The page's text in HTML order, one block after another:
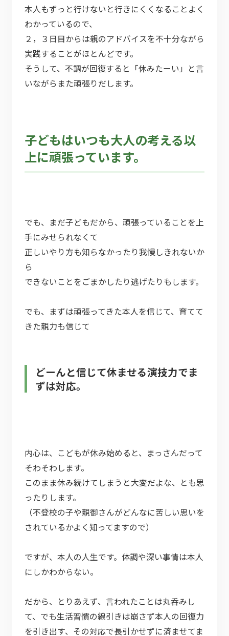
本人もずっと行けないと行きにくくなることよく
わかっているので、
２，３日目からは親のアドバイスを不十分ながら
実践することがほとんどです。
そうして、不調が回復すると「休みたーい」と言
いながらまた頑張りだします。
子どもはいつも大人の考える以
上に頑張っています。
でも、まだ子どもだから、頑張っていることを上
手にみせられなくて
正しいやり方も知らなかったり我慢しきれないか
ら
できないことをごまかしたり逃げたりもします。
でも、まずは頑張ってきた本人を信じて、育てて
きた親力も信じて
どーんと信じて休ませる演技力でま
ずは対応。
内心は、こどもが休み始めると、まっさんだって
そわそわします。
このまま休み続けてしまうと大変だよな、とも思
ったりします。
（不登校の子や親御さんがどんなに苦しい思いを
されているかよく知ってますので）
ですが、本人の人生です。体調や深い事情は本人
にしかわからない。
だから、とりあえず、言われたことは丸呑みし
て、でも生活習慣の線引きは崩さず本人の回復力
を引き出す、その対応で長引かせずに済ませてま